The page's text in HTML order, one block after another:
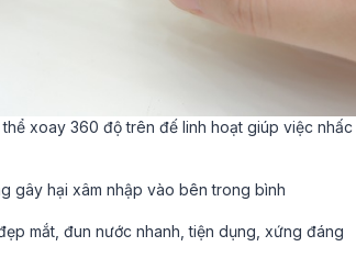
xoay 360 độ trên đế linh hoạt giúp việc nhấc
gây hại xâm nhập vào bên trong bình
mắt, đun nước nhanh, tiện dụng, xứng đáng